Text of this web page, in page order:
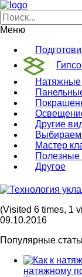
Меню
Натяжные
Другие
Выбираем
Мастер
Полезные
Другое
(Visited 6 times, 1
09.10.2016
Популярные
натяжному